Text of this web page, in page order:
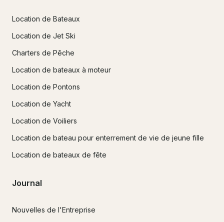
Location de Bateaux
Location de Jet Ski
Charters de Pêche
Location de bateaux à moteur
Location de Pontons
Location de Yacht
Location de Voiliers
Location de bateau pour enterrement de vie de jeune fille
Location de bateaux de fête
Journal
Nouvelles de l'Entreprise